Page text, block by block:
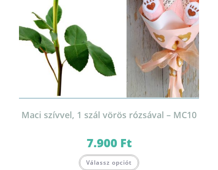
Maci szívvel, 1 szál vörös rózsával – MC10
7.900 Ft
Válassz opciót